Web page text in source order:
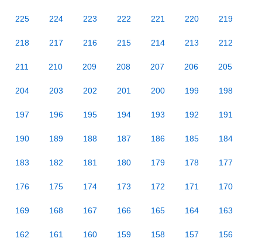
225 224 223 222 221 220 219
218 217 216 215 214 213 212
211 210 209 208 207 206 205
204 203 202 201 200 199 198
197 196 195 194 193 192 191
190 189 188 187 186 185 184
183 182 181 180 179 178 177
176 175 174 173 172 171 170
169 168 167 166 165 164 163
162 161 160 159 158 157 156